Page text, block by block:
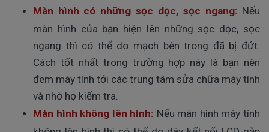
Màn hình có những sọc dọc, sọc ngang: Nếu
màn hình của bạn hiện lên những sọc dọc, sọc
ngang thì có thể do mạch bên trong đã bị đứt.
Cách tốt nhất trong trường hợp này là bạn nên
đem máy tính tới các trung tâm sửa chữa máy tính
và nhờ họ kiểm tra.
Màn hình không lên hình: Nếu màn hình máy tính